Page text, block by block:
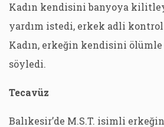
Kadın kendisini banyoya
yardım istedi, erkek adli
Kadın, erkeğin kendisini
söyledi.
Tecavüz
Balıkesir’de M.S.T. isimli